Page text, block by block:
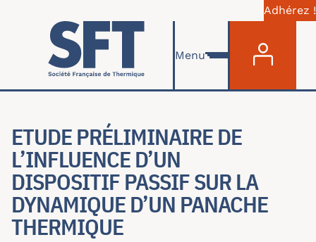
Aller au contenu principal
Adhérez !
Menu
ETUDE PRÉLIMINAIRE DE
L’INFLUENCE D’UN
DISPOSITIF PASSIF SUR LA
DYNAMIQUE D’UN PANACHE
THERMIQUE